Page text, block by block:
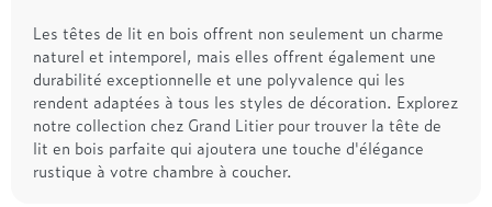
Les têtes de lit en bois offrent non seulement un charme
naturel et intemporel, mais elles offrent également une
durabilité exceptionnelle et une polyvalence qui les
rendent adaptées à tous les styles de décoration. Explorez
notre collection chez Grand Litier pour trouver la tête de
lit en bois parfaite qui ajoutera une touche d'élégance
rustique à votre chambre à coucher.